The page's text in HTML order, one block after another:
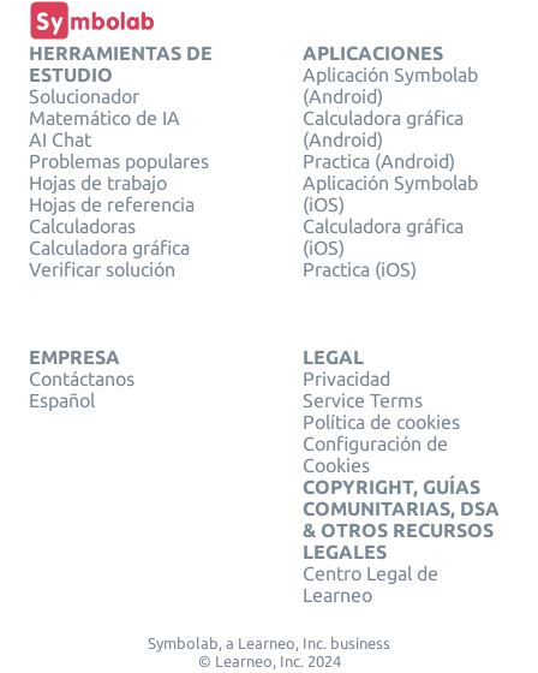
HERRAMIENTAS DE
ESTUDIO
Solucionador
Matemático de IA
AI Chat
Problemas populares
Hojas de trabajo
Hojas de referencia
Calculadoras
Calculadora gráfica
Verificar solución
APLICACIONES
Aplicación Symbolab
(Android)
Calculadora gráfica
(Android)
Practica (Android)
Aplicación Symbolab
(iOS)
Calculadora gráfica
(iOS)
Practica (iOS)
EMPRESA
Contáctanos
Español
LEGAL
Privacidad
Service Terms
Política de cookies
Configuración de
Cookies
COPYRIGHT, GUÍAS
COMUNITARIAS, DSA
& OTROS RECURSOS
LEGALES
Centro Legal de
Learneo
Symbolab, a Learneo, Inc. business
© Learneo, Inc. 2024